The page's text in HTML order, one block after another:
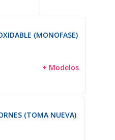
(MONOFASE)
+ Modelos
(TOMA NUEVA)